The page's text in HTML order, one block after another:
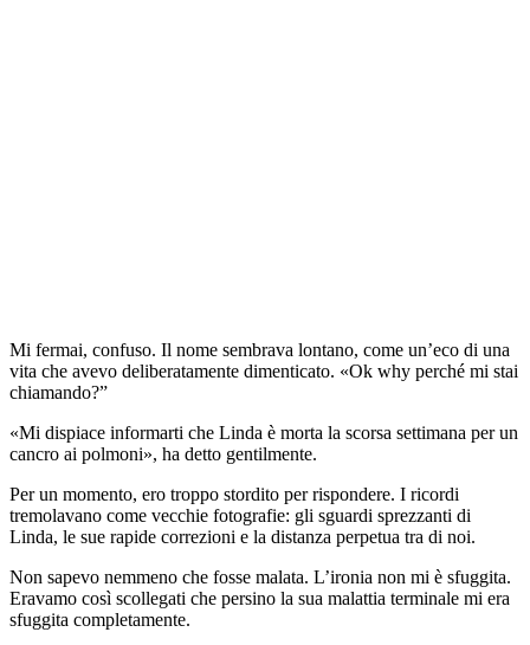
Mi fermai, confuso. Il nome sembrava lontano, come un’eco di una
vita che avevo deliberatamente dimenticato. «Ok why perché mi stai
chiamando?”
«Mi dispiace informarti che Linda è morta la scorsa settimana per un
cancro ai polmoni», ha detto gentilmente.
Per un momento, ero troppo stordito per rispondere. I ricordi
tremolavano come vecchie fotografie: gli sguardi sprezzanti di
Linda, le sue rapide correzioni e la distanza perpetua tra di noi.
Non sapevo nemmeno che fosse malata. L’ironia non mi è sfuggita.
Eravamo così scollegati che persino la sua malattia terminale mi era
sfuggita completamente.